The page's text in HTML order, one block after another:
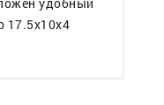
17.5x10x4